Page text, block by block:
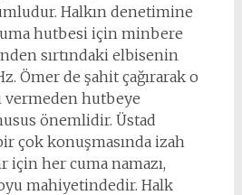
Halkın denetimine
hutbesi için minbere
sırtındaki elbisenin
Ömer de şahit çağırarak o
vermeden hutbeye
önemlidir. Üstad
çok konuşmasında izah
için her cuma namazı,
mahiyetindedir. Halk